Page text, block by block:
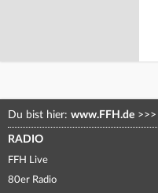
Du bist hier: www.FFH.de >>>
RADIO
FFH Live
80er Radio